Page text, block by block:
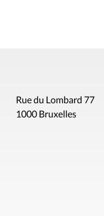
Rue du Lombard 77
1000 Bruxelles